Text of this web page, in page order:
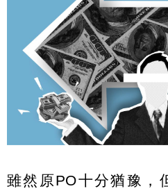
雖然原PO十分猶豫，